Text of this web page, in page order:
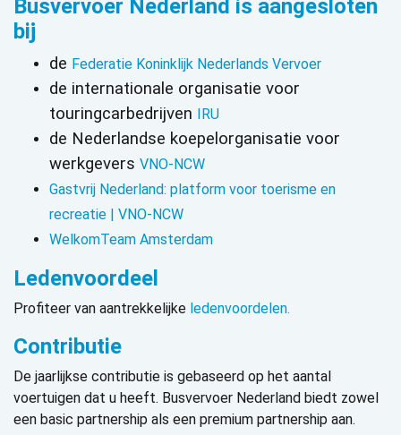
Busvervoer Nederland is aangesloten
bij
de Federatie Koninklijk Nederlands Vervoer
de internationale organisatie voor
touringcarbedrijven IRU
de Nederlandse koepelorganisatie voor
werkgevers VNO-NCW
Gastvrij Nederland: platform voor toerisme en
recreatie | VNO-NCW
WelkomTeam Amsterdam
Ledenvoordeel
Profiteer van aantrekkelijke ledenvoordelen.
Contributie
De jaarlijkse contributie is gebaseerd op het aantal
voertuigen dat u heeft. Busvervoer Nederland biedt zowel
een basic partnership als een premium partnership aan.